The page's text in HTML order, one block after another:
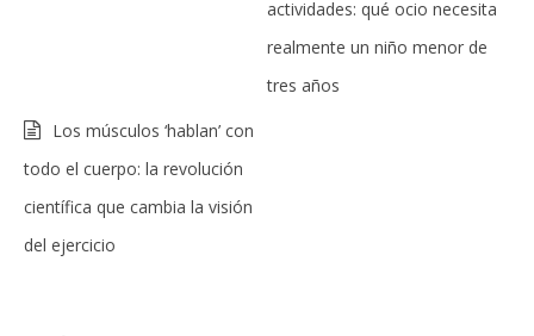
actividades: qué ocio necesita
realmente un niño menor de
tres años
Los músculos ‘hablan’ con
todo el cuerpo: la revolución
científica que cambia la visión
del ejercicio